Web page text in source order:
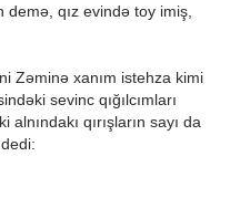
qız evində toy imiş,
Zəminə xanım istehza kimi
sevinc qığılcımları
qırışların sayı da